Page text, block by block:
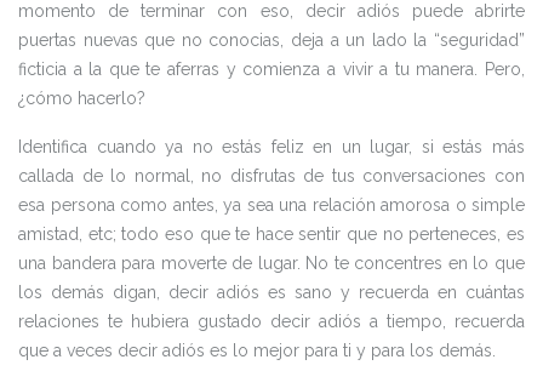
momento de terminar con eso, decir adiós puede abrirte
puertas nuevas que no conocias, deja a un lado la “seguridad”
ficticia a la que te aferras y comienza a vivir a tu manera. Pero,
¿cómo hacerlo?
Identifica cuando ya no estás feliz en un lugar, si estás más
callada de lo normal, no disfrutas de tus conversaciones con
esa persona como antes, ya sea una relación amorosa o simple
amistad, etc; todo eso que te hace sentir que no perteneces, es
una bandera para moverte de lugar. No te concentres en lo que
los demás digan, decir adiós es sano y recuerda en cuántas
relaciones te hubiera gustado decir adiós a tiempo, recuerda
que a veces decir adiós es lo mejor para ti y para los demás.